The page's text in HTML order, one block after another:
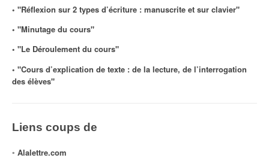
◦ "Réflexion sur 2 types d’écriture : manuscrite et sur clavier"
◦ "Minutage du cours"
◦ "Le Déroulement du cours"
◦ "Cours d’explication de texte : de la lecture, de l’interrogation
des élèves"
Liens coups de
◦ Alalettre.com